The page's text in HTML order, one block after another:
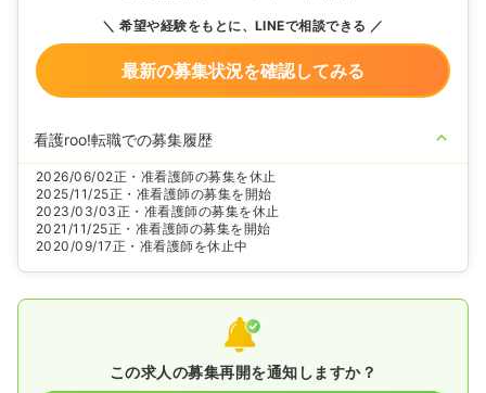
希望や経験をもとに、LINEで相談できる
最新の募集状況を確認してみる
看護roo!転職での募集履歴
2026/06/02正・准看護師の募集を休止
2025/11/25正・准看護師の募集を開始
2023/03/03正・准看護師の募集を休止
2021/11/25正・准看護師の募集を開始
2020/09/17正・准看護師を休止中
この求人の募集再開を通知しますか？